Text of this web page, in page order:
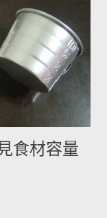
公克馬鈴薯含2~15
生長，木不子不是
友分享。) ◆ 馬鈴
光線照射持續增加
的馬鈴薯，切開後
12/12修正，
》 P82~85的文字
過的馬鈴薯煮完比
迎大家提供。 3.
，送入冷凍庫冷
食材容量